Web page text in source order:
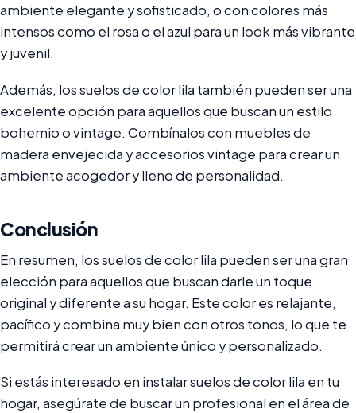
ambiente elegante y sofisticado, o con colores más
intensos como el rosa o el azul para un look más vibrante
y juvenil.
Además, los suelos de color lila también pueden ser una
excelente opción para aquellos que buscan un estilo
bohemio o vintage. Combínalos con muebles de
madera envejecida y accesorios vintage para crear un
ambiente acogedor y lleno de personalidad.
Conclusión
En resumen, los suelos de color lila pueden ser una gran
elección para aquellos que buscan darle un toque
original y diferente a su hogar. Este color es relajante,
pacífico y combina muy bien con otros tonos, lo que te
permitirá crear un ambiente único y personalizado.
Si estás interesado en instalar suelos de color lila en tu
hogar, asegúrate de buscar un profesional en el área de